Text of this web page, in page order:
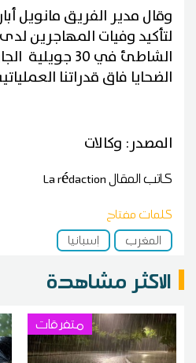
وقال مدير الفريق مانويل
لتأكيد وفيات المهاجرين
الشاطئ في 30
الضحايا فاق قدراتنا
المصدر: وكالات
كاتب المقالLa rédaction
كلمات مفتاح
المغرب
إسبانيا
الاكثر مشاهدة
متفرقات